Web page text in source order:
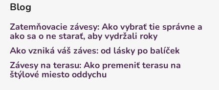
Blog
Zatemňovacie závesy: Ako vybrať tie správne a
ako sa o ne starať, aby vydržali roky
Ako vzniká váš záves: od lásky po balíček
Závesy na terasu: Ako premeniť terasu na
štýlové miesto oddychu